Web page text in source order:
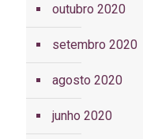
outubro 2020
setembro 2020
agosto 2020
junho 2020